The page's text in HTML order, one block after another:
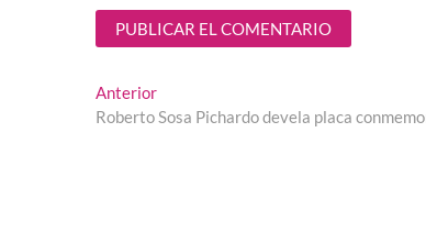
Navegación
de
AnteriorEntrada
anterior:
Roberto Sosa Pichardo devela placa